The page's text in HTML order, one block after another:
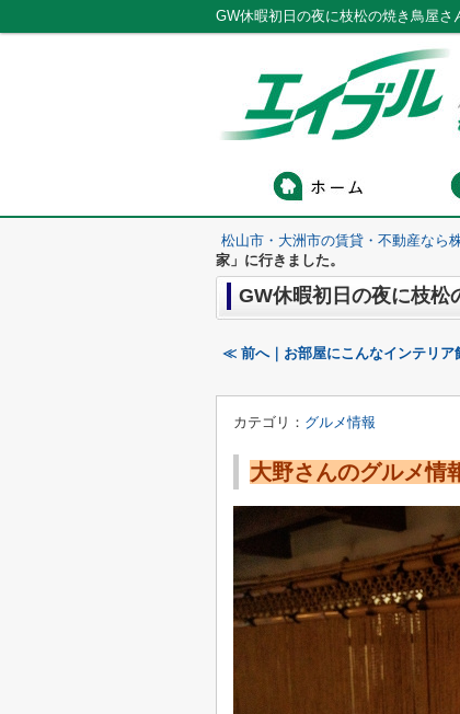
GW休暇初日の夜に枝松の焼き鳥屋
松山市・大洲市の賃貸・不動産なら
家」に行きました。
GW休暇初日の夜に枝松
≪ 前へ｜お部屋にこんなインテリア
カテゴリ： グルメ情報
大野さんのグルメ情